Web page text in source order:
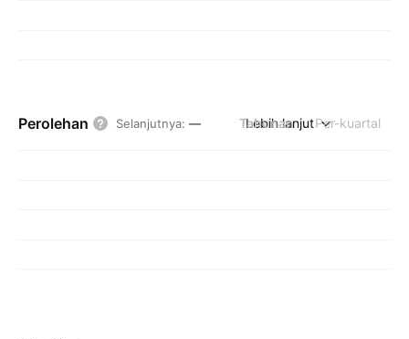
Perolehan Selanjutnya: — Tahunan Per-kuartal
Lebih lanjut